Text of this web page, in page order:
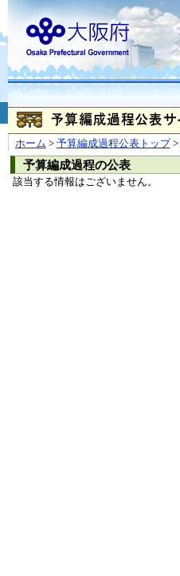
ホーム > 予算編成過程公表トップ>
予算編成過程の公表
該当する情報はございません。
大阪府
（法人番号 4000020270008）